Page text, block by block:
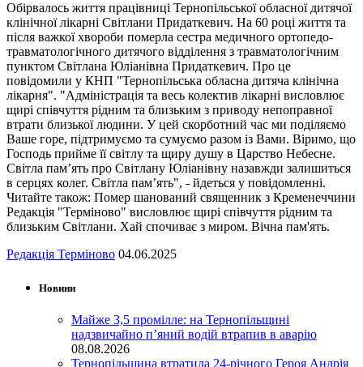
Обірвалось життя працівниці Тернопільської обласної дитячої
клінічної лікарні Світлани Придаткевич. На 60 році життя та
після важкої хвороби померла сестра медичного ортопедо-
травматологічного дитячого відділення з травматологічним
пунктом Світлана Юліанівна Придаткевич. Про це
повідомили у КНП "Тернопільська обласна дитяча клінічна
лікарня". "Адміністрація та весь колектив лікарні висловлює
щирі співчуття рідним та близьким з приводу непоправної
втрати близької людини. У цей скорботний час ми поділяємо
Ваше горе, підтримуємо та сумуємо разом із Вами. Віримо, що
Господь прийме її світлу та щиру душу в Царство Небесне.
Світла пам’ять про Світлану Юліанівну назавжди залишиться
в серцях колег. Світла пам’ять", - йдеться у повідомленні.
Читайте також: Помер шанований священник з Кременеччини
Редакція "Терміново" висловлює щирі співчуття рідним та
близьким Світлани. Хай спочиває з миром. Вічна пам'ять.
Редакція Терміново 04.06.2025
Новини
Майже 3,5 промілле: на Тернопільщині
надзвичайно п’яний водій втрапив в аварію
08.08.2026
Тернопільщина втратила 24-річного Героя Андрія